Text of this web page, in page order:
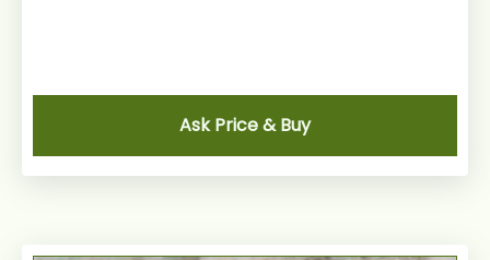
Ask Price & Buy